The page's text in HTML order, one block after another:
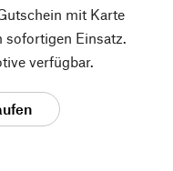
mit Karte
sofortigen Einsatz.
verfügbar.